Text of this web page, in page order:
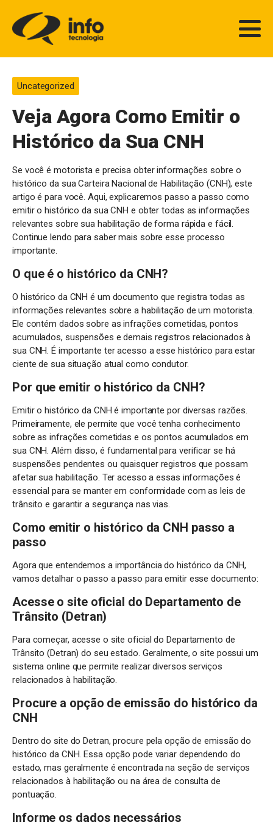
Uncategorized
Veja Agora Como Emitir o
Histórico da Sua CNH
Se você é motorista e precisa obter informações sobre o
histórico da sua Carteira Nacional de Habilitação (CNH), este
artigo é para você. Aqui, explicaremos passo a passo como
emitir o histórico da sua CNH e obter todas as informações
relevantes sobre sua habilitação de forma rápida e fácil.
Continue lendo para saber mais sobre esse processo
importante.
O que é o histórico da CNH?
O histórico da CNH é um documento que registra todas as
informações relevantes sobre a habilitação de um motorista.
Ele contém dados sobre as infrações cometidas, pontos
acumulados, suspensões e demais registros relacionados à
sua CNH. É importante ter acesso a esse histórico para estar
ciente de sua situação atual como condutor.
Por que emitir o histórico da CNH?
Emitir o histórico da CNH é importante por diversas razões.
Primeiramente, ele permite que você tenha conhecimento
sobre as infrações cometidas e os pontos acumulados em
sua CNH. Além disso, é fundamental para verificar se há
suspensões pendentes ou quaisquer registros que possam
afetar sua habilitação. Ter acesso a essas informações é
essencial para se manter em conformidade com as leis de
trânsito e garantir a segurança nas vias.
Como emitir o histórico da CNH passo a
passo
Agora que entendemos a importância do histórico da CNH,
vamos detalhar o passo a passo para emitir esse documento:
Acesse o site oficial do Departamento de
Trânsito (Detran)
Para começar, acesse o site oficial do Departamento de
Trânsito (Detran) do seu estado. Geralmente, o site possui um
sistema online que permite realizar diversos serviços
relacionados à habilitação.
Procure a opção de emissão do histórico da
CNH
Dentro do site do Detran, procure pela opção de emissão do
histórico da CNH. Essa opção pode variar dependendo do
estado, mas geralmente é encontrada na seção de serviços
relacionados à habilitação ou na área de consulta de
pontuação.
Informe os dados necessários